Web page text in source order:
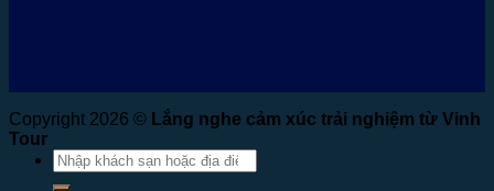
Copyright 2026 © Lắng nghe cảm xúc trải nghiệm từ Vinh
Tour
Tìm
kiếm: